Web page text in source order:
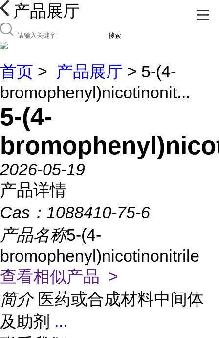
产品展厅
搜索
首页 > 产品展厅 > 5-(4-
bromophenyl)nicotinonit...
5-(4-
2026-05-19
产品详情
Cas： 1088410-75-6
产品名称5-(4-
bromophenyl)nicotinonitrile
查看相似产品 >
简介 医药或合成材料中间体
及助剂 ...